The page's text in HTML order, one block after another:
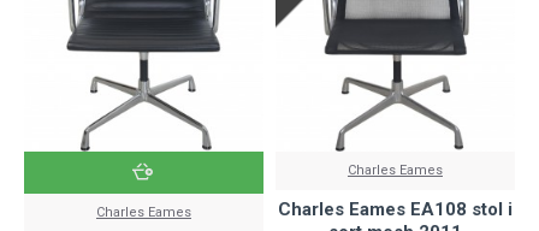
Charles Eames
Charles Eames
Charles Eames EA108 stol i